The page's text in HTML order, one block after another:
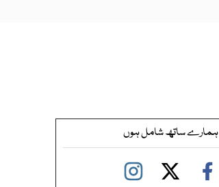
ہمارے ساتھ شامل ہوں